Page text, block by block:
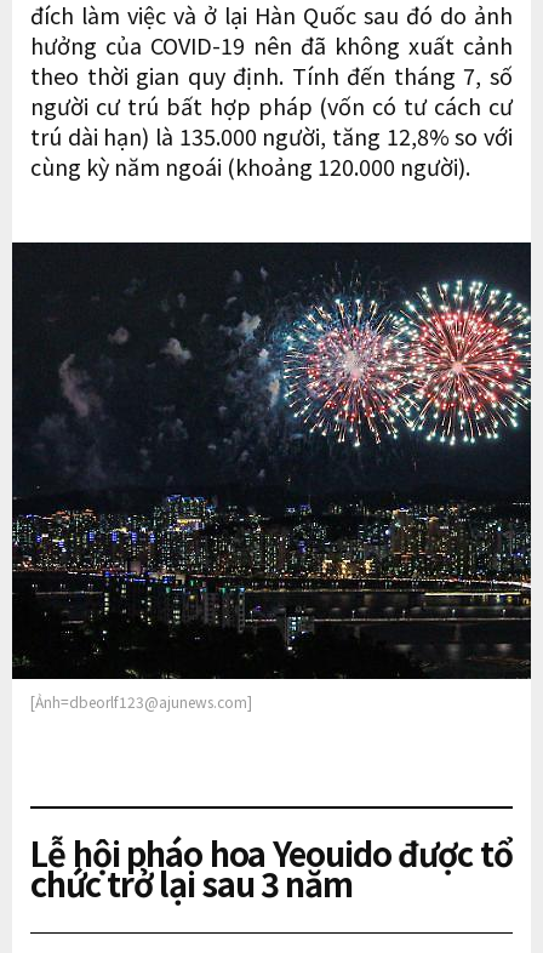
đích làm việc và ở lại Hàn Quốc sau đó do ảnh
hưởng của COVID-19 nên đã không xuất cảnh
theo thời gian quy định. Tính đến tháng 7, số
người cư trú bất hợp pháp (vốn có tư cách cư
trú dài hạn) là 135.000 người, tăng 12,8% so với
cùng kỳ năm ngoái (khoảng 120.000 người).
[Ảnh=dbeorlf123@ajunews.com]
Lễ hội pháo hoa Yeouido được tổ
chức trở lại sau 3 năm